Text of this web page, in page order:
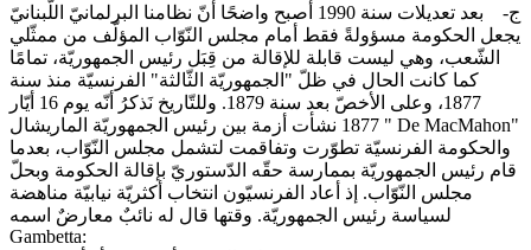
ج‌- بعد تعديلات سنة 1990 أصبح واضحًا أنّ نظامنا البرلمانيّ اللّبنانيّ
يجعل الحكومة مسؤولةً فقط أمام مجلس النّوّاب المؤلّف من ممثّلي
الشّعب، وهي ليست قابلة للإقالة من قِبَل رئيس الجمهوريّة، تمامًا
كما كانت الحال في ظلّ "الجمهوريّة الثّالثة" الفرنسيّة منذ سنة
1877، وعلى الأخصّ بعد سنة 1879. وللتّاريخ نَذكرُ أنّه يوم 16 أيّار
1877 نشأت أزمة بين رئيس الجمهوريّة الماريشال " De MacMahon"
والحكومة الفرنسيّة تطوّرت وتفاقمت لتشمل مجلس النّوّاب، بعدما
قام رئيس الجمهوريّة بممارسة حقّه الدّستوريّ بإقالة الحكومة وبحلّ
مجلس النّوّاب. إذ أعاد الفرنسيّون انتخاب أكثريّة نيابيّة مناهضة
لسياسة رئيس الجمهوريّة. وقتها قال له نائبٌ معارضٌ اسمه
Gambetta: